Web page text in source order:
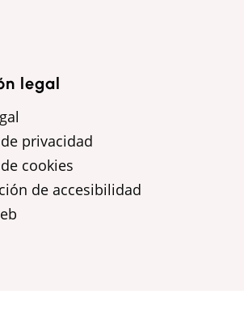
legal
privacidad
cookies
de accesibilidad